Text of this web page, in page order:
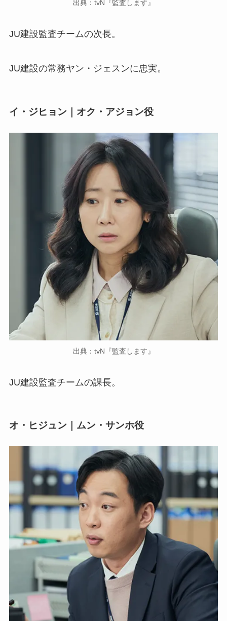
出典：tvN『監査します』
JU建設監査チームの次長。
JU建設の常務ヤン・ジェスンに忠実。
イ・ジヒョン｜オク・アジョン役
出典：tvN『監査します』
JU建設監査チームの課長。
オ・ヒジュン｜ムン・サンホ役